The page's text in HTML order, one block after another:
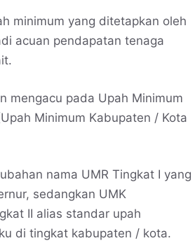
minimum yang ditetapkan oleh
acuan pendapatan tenaga
mengacu pada Upah Minimum
Minimum Kabupaten / Kota
nama UMR Tingkat I yang
sedangkan UMK
II alias standar upah
di tingkat kabupaten / kota.